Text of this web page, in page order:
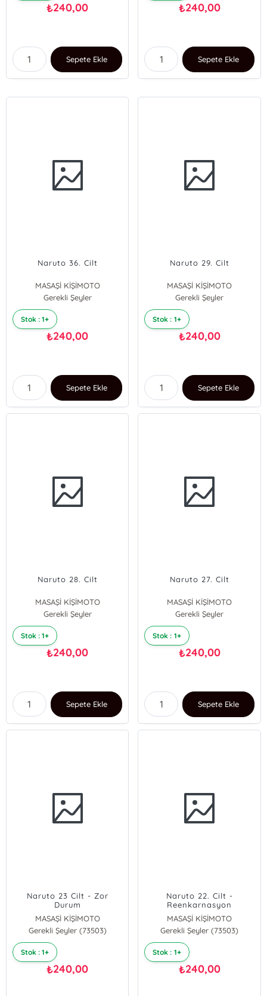
₺240,00
Sepete Ekle
₺240,00
Sepete Ekle
Naruto 36. Cilt
MASAŞİ KİŞİMOTO
Gerekli Şeyler
Stok : 1+
₺240,00
Sepete Ekle
Naruto 29. Cilt
MASAŞİ KİŞİMOTO
Gerekli Şeyler
Stok : 1+
₺240,00
Sepete Ekle
Naruto 28. Cilt
MASAŞİ KİŞİMOTO
Gerekli Şeyler
Stok : 1+
₺240,00
Sepete Ekle
Naruto 27. Cilt
MASAŞİ KİŞİMOTO
Gerekli Şeyler
Stok : 1+
₺240,00
Sepete Ekle
Naruto 23 Cilt - Zor
Durum
MASAŞİ KİŞİMOTO
Gerekli Şeyler (73503)
Stok : 1+
₺240,00
Naruto 22. Cilt -
Reenkarnasyon
MASAŞİ KİŞİMOTO
Gerekli Şeyler (73503)
Stok : 1+
₺240,00